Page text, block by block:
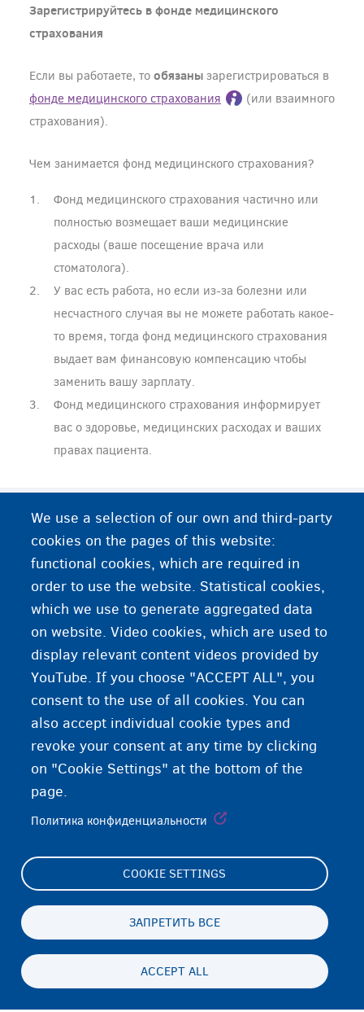
Зарегистрируйтесь в фонде медицинского
страхования
Если вы работаете, то обязаны зарегистрироваться в
фонде медицинского страхования
(или взаимного
страхования).
Чем занимается фонд медицинского страхования?
Фонд медицинского страхования частично или
полностью возмещает ваши медицинские
расходы (ваше посещение врача или
стоматолога).
У вас есть работа, но если из-за болезни или
несчастного случая вы не можете работать какое-
то время, тогда фонд медицинского страхования
выдает вам финансовую компенсацию чтобы
заменить вашу зарплату.
Фонд медицинского страхования информирует
вас о здоровье, медицинских расходах и ваших
правах пациента.
Дополнительная информация
Медицинская страховка
Социальная поддержка от OCMW/CPAS
We use a selection of our own and third-party
cookies on the pages of this website:
functional cookies, which are required in
order to use the website. Statistical cookies,
which we use to generate aggregated data
on website. Video cookies, which are used to
display relevant content videos provided by
YouTube. If you choose "ACCEPT ALL", you
consent to the use of all cookies. You can
also accept individual cookie types and
revoke your consent at any time by clicking
on "Cookie Settings" at the bottom of the
page.
Политика конфиденциальности
COOKIE SETTINGS
ЗАПРЕТИТЬ ВСЕ
ACCEPT ALL
Footer
(menu)
Cookie Settings
Конфиденциальность и отказ
RU
Persistent